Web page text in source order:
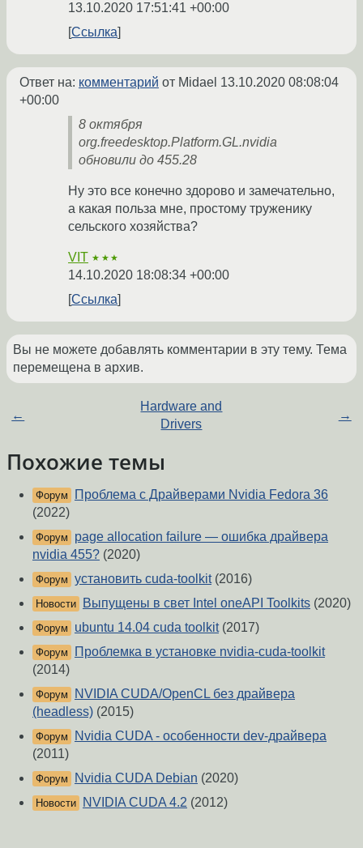
13.10.2020 17:51:41 +00:00
Ссылка
Ответ на: комментарий от Midael 13.10.2020 08:08:04
+00:00
8 октября
org.freedesktop.Platform.GL.nvidia
обновили до 455.28
Ну это все конечно здорово и замечательно,
а какая польза мне, простому труженику
сельского хозяйства?
VIT ★★★
14.10.2020 18:08:34 +00:00
Ссылка
Вы не можете добавлять комментарии в эту тему. Тема
перемещена в архив.
←
Hardware and
Drivers
→
Похожие темы
Форум
Проблема с Драйверами Nvidia Fedora 36
(2022)
Форум
page allocation failure — ошибка драйвера
nvidia 455? (2020)
Форум установить cuda-toolkit(2016)
Новости Выпущены в свет Intel oneAPI Toolkits (2020)
Форум ubuntu 14.04 cuda toolkit(2017)
Форум
Проблемка в установке nvidia-cuda-toolkit
(2014)
Форум
NVIDIA CUDA/OpenCL без драйвера
(headless) (2015)
Форум
Nvidia CUDA - особенности dev-драйвера
(2011)
Форум Nvidia CUDA Debian (2020)
Новости NVIDIA CUDA 4.2 (2012)